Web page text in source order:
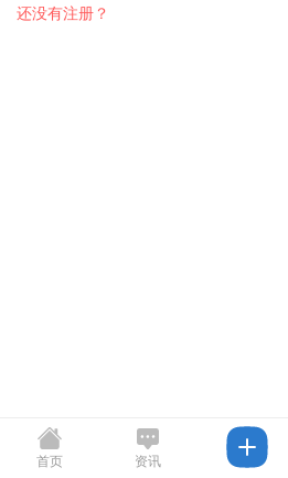
还没有注册？
首页 资讯